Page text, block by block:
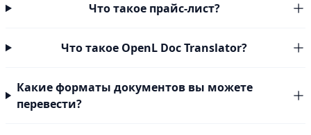
Что такое прайс-лист?
Что такое OpenL Doc Translator?
Какие форматы документов вы можете
перевести?